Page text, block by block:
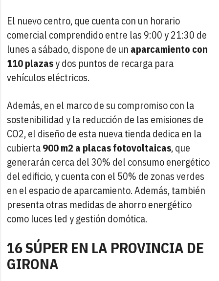
El nuevo centro, que cuenta con un horario
comercial comprendido entre las 9:00 y 21:30 de
lunes a sábado, dispone de un aparcamiento con
110 plazasy dos puntos de recarga para
vehículos eléctricos.
Además, en el marco de su compromiso con la
sostenibilidad y la reducción de las emisiones de
CO2, el diseño de esta nueva tienda dedica en la
cubierta900 m2 a placas fotovoltaicas, que
generarán cerca del 30% del consumo energético
del edificio, y cuenta con el 50% de zonas verdes
en el espacio de aparcamiento. Además, también
presenta otras medidas de ahorro energético
como luces led y gestión domótica.
16 SÚPER EN LA PROVINCIA DE
GIRONA